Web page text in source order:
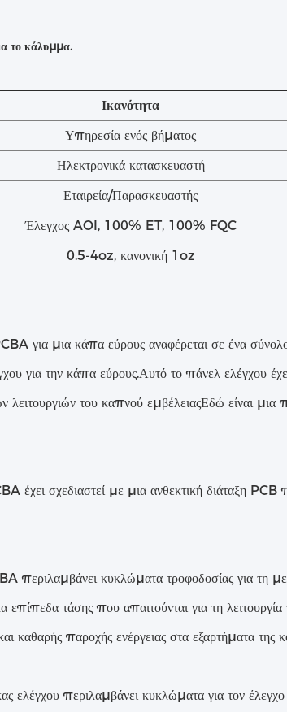
το κάλυμμα.
Ικανότητα
Υπηρεσία ενός βήματος
Ηλεκτρονικά κατασκευαστή
Εταιρεία/Παρασκευαστής
Έλεγχος AOI, 100% ET, 100% FQC
0.5-4oz, κανονική 1oz
για μια κάπα εύρους αναφέρεται σε ένα
για την κάπα εύρους.Αυτό το πάνελ ελέγχου
λειτουργιών του καπνού εμβέλειαςΕδώ είναι μια
έχει σχεδιαστεί με μια ανθεκτική διάταξη PCB
περιλαμβάνει κυκλώματα τροφοδοσίας για τη
τάσης που απαιτούνται για τη
καθαρής παροχής ενέργειας στα εξαρτήματα της
ελέγχου περιλαμβάνει κυκλώματα για τον έλεγχο